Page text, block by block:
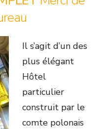
Il s’agit d’un des
plus élégant
Hôtel
particulier
construit par le
comte polonais